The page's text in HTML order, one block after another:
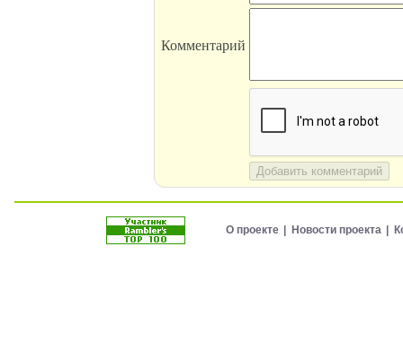
Комментарий
Добавить комментарий
О проекте Новости проекта